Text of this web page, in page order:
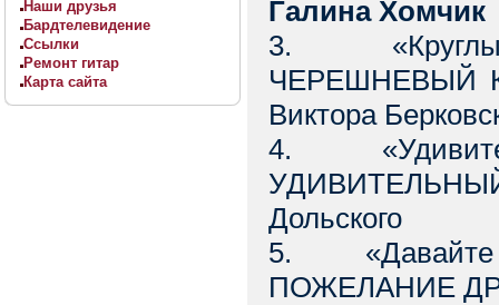
Наши друзья
Бардтелевидение
Ссылки
Ремонт гитар
Карта сайта
Галина Хомчик
3. «Круглы у
ЧЕРЕШНЕВЫЙ
Виктора
4.
Дольского
5. «Давайте
ПОЖЕЛАНИЕ